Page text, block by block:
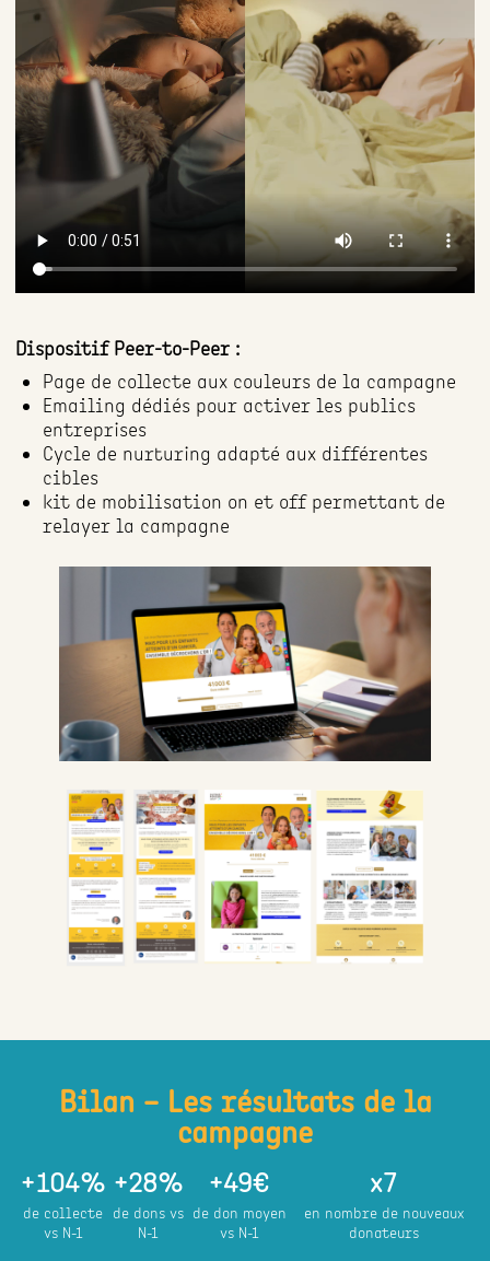
Dispositif Peer-to-Peer :
Page de collecte aux couleurs de la campagne
Emailing dédiés pour activer les publics
entreprises
Cycle de nurturing adapté aux différentes
cibles
kit de mobilisation on et off permettant de
relayer la campagne
Bilan – Les résultats de la
campagne
+104%
de collecte
vs N-1
+28%
de dons vs
N-1
+49€
de don moyen
vs N-1
x7
en nombre de nouveaux
donateurs